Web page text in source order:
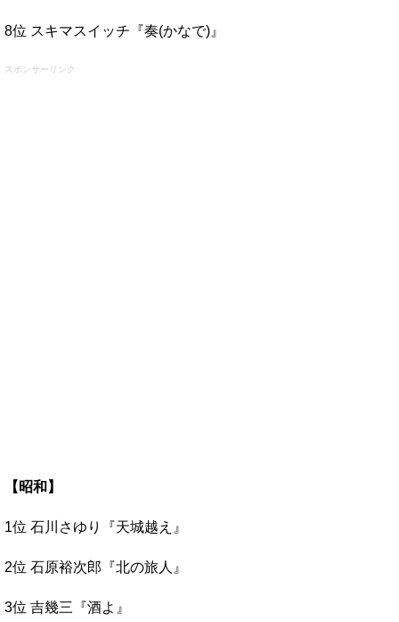
8位 スキマスイッチ『奏(かなで)』
スポンサーリンク
【昭和】
1位 石川さゆり『天城越え』
2位 石原裕次郎『北の旅人』
3位 吉幾三『酒よ』